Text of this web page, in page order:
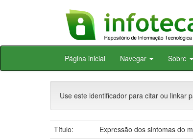
Skip
Página inicial Navegar Sobre
Use este identificador para citar ou linkar
Título:
Expressão dos sintomas do